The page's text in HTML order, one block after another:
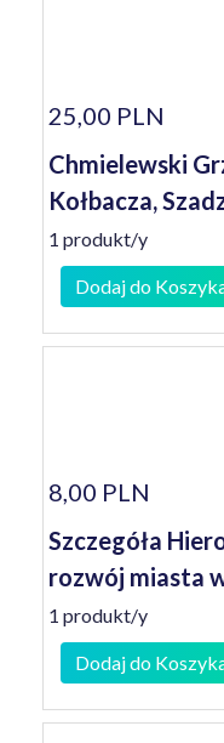
25,00 PLN
Chmielewski
Kołbacza,
1 produkt/y
Dodaj do
8,00 PLN
Szczegóła
rozwój miasta
1 produkt/y
Dodaj do